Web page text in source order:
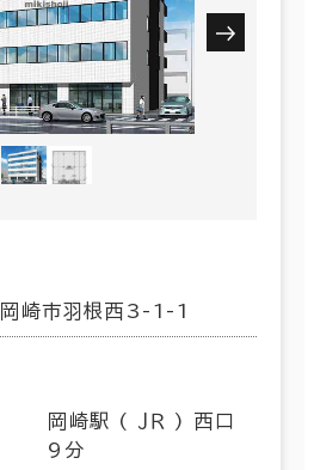
岡崎市羽根西3-1-1
岡崎駅 ( ＪＲ ) 西口
9分